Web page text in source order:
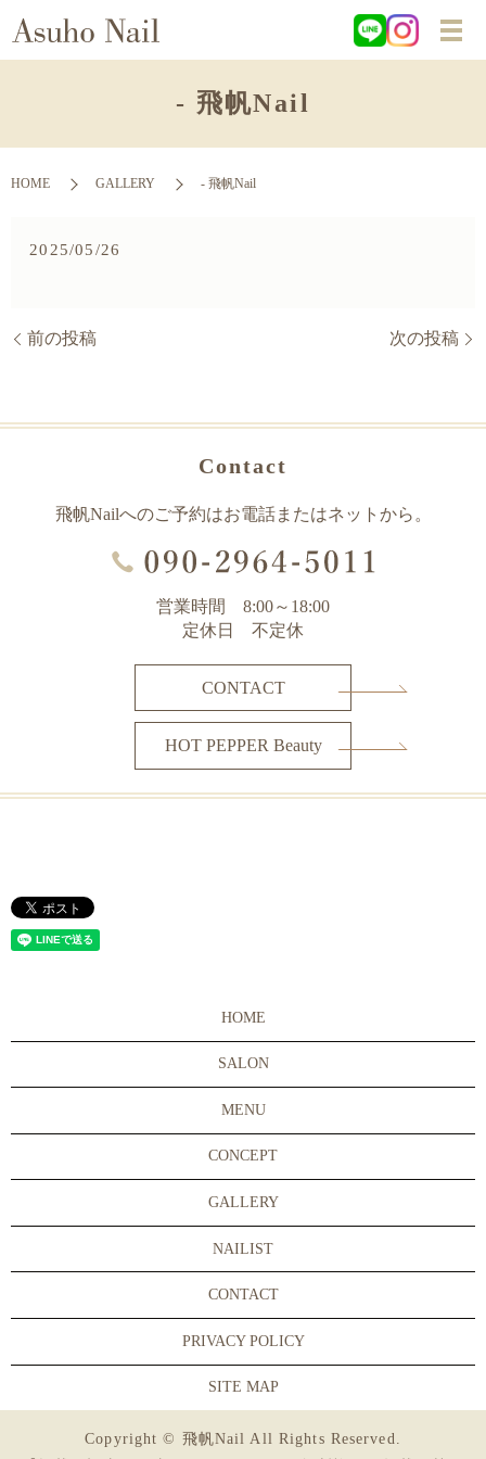
- 飛帆Nail
HOME GALLERY - 飛帆Nail
2025/05/26
前の投稿 次の投稿
Contact
飛帆Nailへのご予約はお電話またはネットから。
営業時間 8:00～18:00
定休日 不定休
CONTACT
HOT PEPPER Beauty
HOME
SALON
MENU
CONCEPT
GALLERY
NAILIST
CONTACT
PRIVACY POLICY
SITE MAP
Copyright © 飛帆Nail All Rights Reserved.